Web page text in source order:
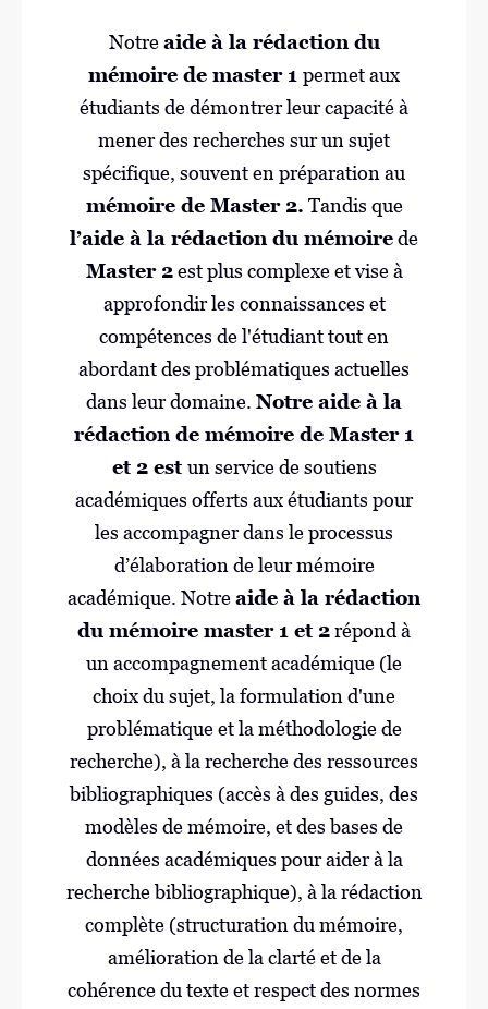
Notreaide à la rédaction du
mémoire de master 1 permet aux
étudiants de démontrer leur capacité à
mener des recherches sur un sujet
spécifique, souvent en préparation au
mémoire de Master 2. Tandis que
l’aide à la rédaction du mémoirede
Master 2est plus complexe et vise à
approfondir les connaissances et
compétences de l'étudiant tout en
abordant des problématiques actuelles
dans leur domaine. Notre aide à la
rédaction de mémoire de Master 1
et 2 est un service de soutiens
académiques offerts aux étudiants pour
les accompagner dans le processus
d’élaboration de leur mémoire
académique. Notreaide à la rédaction
du mémoire master 1 et 2répond à
un accompagnement académique (le
choix du sujet, la formulation d'une
problématique et la méthodologie de
recherche), à la recherche des ressources
bibliographiques (accès à des guides, des
modèles de mémoire, et des bases de
données académiques pour aider à la
recherche bibliographique), à la rédaction
complète (structuration du mémoire,
amélioration de la clarté et de la
cohérence du texte et respect des normes